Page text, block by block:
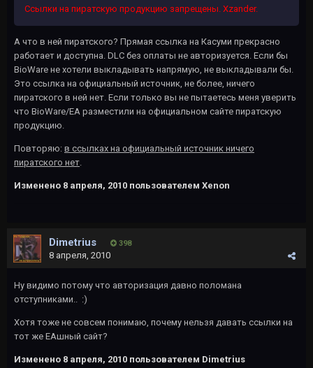
Ссылки на пиратскую продукцию запрещены. Xzander.
А что в ней пиратского? Прямая ссылка на Касуми прекрасно
работает и доступна. DLC без оплаты не авторизуется. Если бы
BioWare не хотели выкладывать напрямую, не выкладывали бы.
Это ссылка на официальный источник, не более, ничего
пиратского в ней нет. Если только вы не пытаетесь меня уверить
что BioWare/EA разместили на официальном сайте пиратскую
продукцию.
Повторяю: в ссылках на официальный источник ничего
пиратского нет.
Изменено 8 апреля, 2010 пользователем Xenon
Dimetrius 398
8 апреля, 2010
Ну видимо потому что авторизация давно поломана
отступниками.. :)
Хотя тоже не совсем понимаю, почему нельзя давать ссылки на
тот же ЕАшный сайт?
Изменено 8 апреля, 2010 пользователем Dimetrius